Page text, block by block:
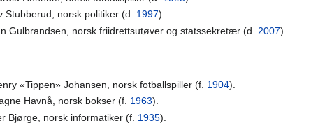
Stubberud, norsk politiker (d. 1997).
Gulbrandsen, norsk friidrettsutøver og statssekretær (d. 2007).
«Tippen» Johansen, norsk fotballspiller (f. 1904).
Havnå, norsk bokser (f. 1963).
Bjørge, norsk informatiker (f. 1935).